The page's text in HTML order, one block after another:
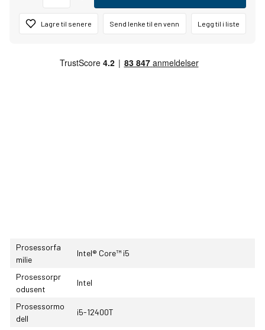
Lagre til senere Send lenke til en venn Legg til i liste
Prosessorfa
milie
Intel® Core™ i5
Prosessorpr
odusent
Intel
Prosessormo
dell
i5-12400T